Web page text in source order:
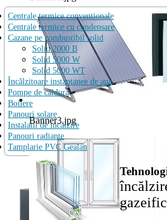
Banner3.jpg
Centrale termice conventionale
Centrale termice cu condensare
Cazane pe combustibil solid
Solid 2000 B
Solid 5000 W
Solid 5000 WT
Încălzitoare instantanee de apă
Pompe de căldură
Boilere
Panouri solare
Instalatii de incalzire
Panouri radiante
Tamplarie PVC Gealan